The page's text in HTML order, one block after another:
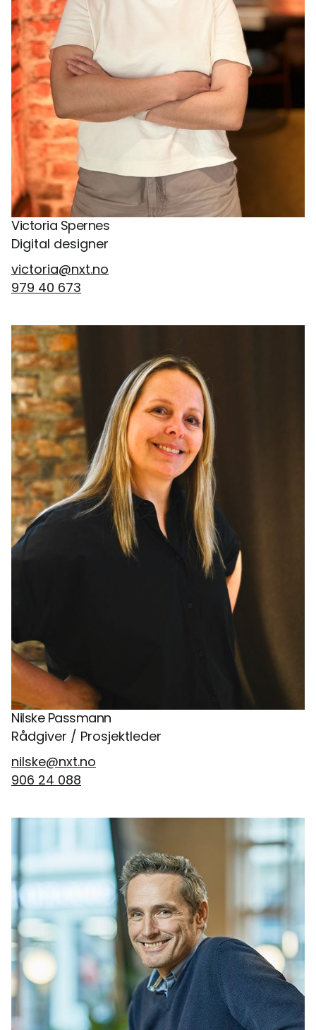
Victoria Spernes
Digital designer
victoria@nxt.no
979 40 673
Nilske Passmann
Rådgiver / Prosjektleder
nilske@nxt.no
906 24 088